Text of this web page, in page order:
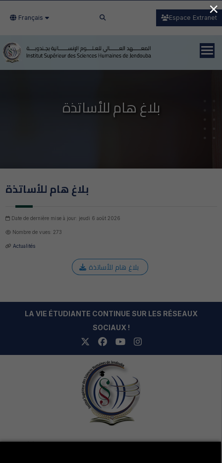
Français Espace Extranet
بلاغ هام للأساتذة
بلاغ هام للأساتذة
Date de dernière mise à jour: jeudi 6 août 2026
Nombre de vues: 273
Actualités
LA VIE ÉTUDIANTE CONTINUE SUR LES RÉSEAUX
SOCIAUX !
Avenue de UMA 8189 Jendouba Nord BP. N° 104
×